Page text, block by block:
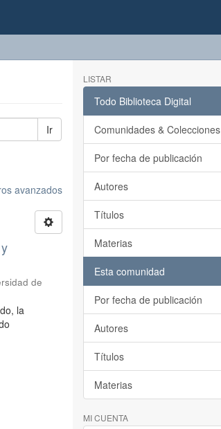
Ir
avanzados
de
la
LISTAR
Todo Biblioteca Digital
Comunidades & Colecciones
Por fecha de publicación
Autores
Títulos
Materias
Esta comunidad
Por fecha de publicación
Autores
Títulos
Materias
MI CUENTA